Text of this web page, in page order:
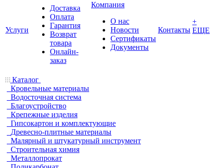
Услуги
Доставка
Оплата
Гарантия
Возврат
товара
Онлайн-
заказ
Компания
О нас
Новости
Сертификаты
Документы
Контакты
+
ЕЩЕ
Каталог
Кровельные материалы
Водосточная система
Благоустройство
Крепежные изделия
Гипсокартон и комплектующие
Древесно-плитные материалы
Малярный и штукатурный инструмент
Строительная химия
Металлопрокат